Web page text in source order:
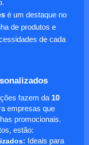
é um destaque no
de produtos e
de cada
fazem da 10
empresas que
promocionais.
estão:
: Ideais para